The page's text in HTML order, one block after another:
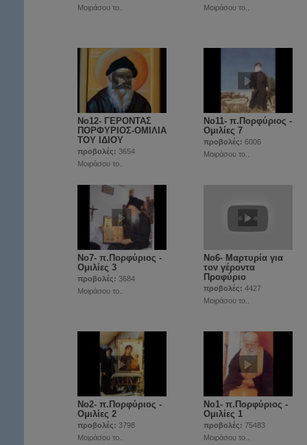
Μοιράσου το..
Μοιράσου το..
Νο12- ΓΕΡΟΝΤΑΣ
ΠΟΡΦΥΡΙΟΣ-ΟΜΙΛΙΑ
ΤΟΥ ΙΔΙΟΥ
προβολές: 3654
Μοιράσου το..
Νο11- π.Πορφύριος -
Ομιλίες 7
προβολές: 6006
Μοιράσου το..
Νο7- π.Πορφύριος -
Ομιλίες 3
προβολές: 3684
Μοιράσου το..
Νο6- Μαρτυρία για
τον γέροντα
Προφύριο
προβολές: 4427
Μοιράσου το..
Νο2- π.Πορφύριος -
Ομιλίες 2
προβολές: 3798
Μοιράσου το..
Νο1- π.Πορφύριος -
Ομιλίες 1
προβολές: 75483
Μοιράσου το..